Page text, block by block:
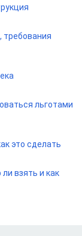
требования
льготами
это сделать
взять и как